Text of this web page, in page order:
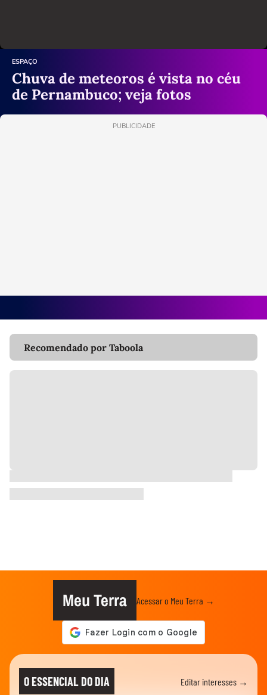
ESPAÇO
Chuva de meteoros é vista no céu
de Pernambuco; veja fotos
PUBLICIDADE
Recomendado por Taboola
Meu Terra Acessar o Meu Terra →
O ESSENCIAL DO DIA Editar interesses →